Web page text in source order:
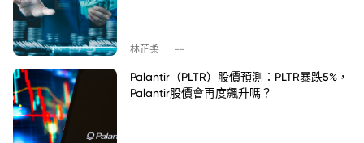
林芷柔 --
Palantir（PLTR）股價預測：PLTR暴跌5%，
Palantir股價會再度飆升嗎？